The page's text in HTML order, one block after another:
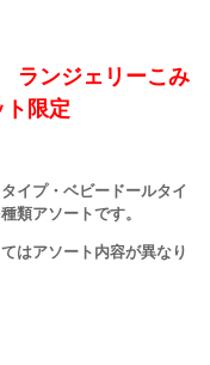
ンジェリーこみ
限定
イプ・ベビードールタイ
類アソートです。
はアソート内容が異なり